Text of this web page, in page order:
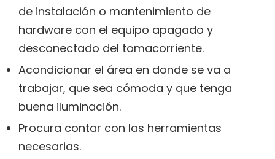
de instalación o mantenimiento de
hardware con el equipo apagado y
desconectado del tomacorriente.
Acondicionar el área en donde se va a
trabajar, que sea cómoda y que tenga
buena iluminación.
Procura contar con las herramientas
necesarias.